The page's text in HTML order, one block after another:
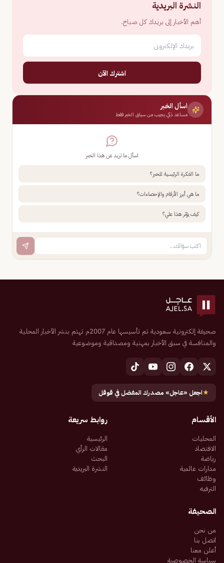
النشرة البريدية
أهم الأخبار إلى بريدك كل صباح.
اشترك الآن
اسأل الخبر
مساعد ذكي يجيب من سياق الخبر فقط
اسأل ما تريد عن هذا الخبر
ما الفكرة الرئيسية للخبر؟
ما هي أبرز الأرقام والإحصاءات؟
كيف يؤثر هذا علي؟
صحيفة إلكترونية سعودية تم تأسيسها عام 2007م تهتم بنشر الأخبار المحلية
والمنافسة في سبق الأخبار بمهنية ومصداقية وموضوعية
★اجعل «عاجل» مصدرك المفضل في قوقل
الأقسام
المحليات
الاقتصاد
رياضة
مدارات عالمية
وظائف
الترفيه
روابط سريعة
الرئيسية
مقالات الرأي
البحث
النشرة البريدية
الصحيفة
من نحن
اتصل بنا
أعلن معنا
سياسة الخصوصية